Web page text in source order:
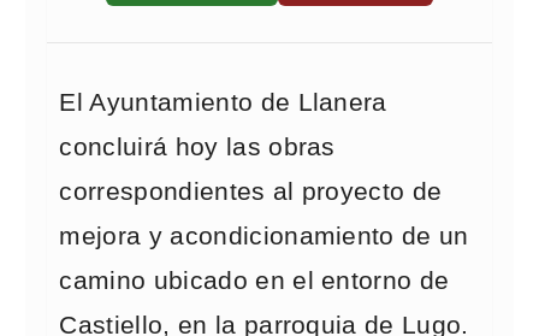
El Ayuntamiento de Llanera
concluirá hoy las obras
correspondientes al proyecto de
mejora y acondicionamiento de un
camino ubicado en el entorno de
Castiello, en la parroquia de Lugo.